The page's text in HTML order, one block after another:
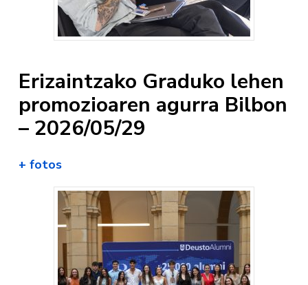
Erizaintzako Graduko lehen
promozioaren agurra Bilbon
– 2026/05/29
+ fotos